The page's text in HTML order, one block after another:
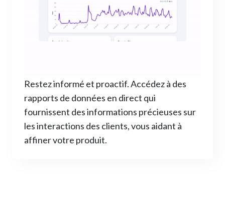
Restez informé et proactif. Accédez à des
rapports de données en direct qui
fournissent des informations précieuses sur
les interactions des clients, vous aidant à
affiner votre produit.